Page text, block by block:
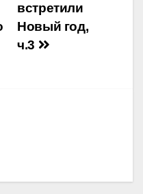
встретили
Новый год,
ч.3